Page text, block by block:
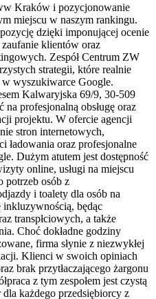
Kraków i pozycjonowanie
miejscu w naszym rankingu.
dzięki imponującej ocenie
klientów oraz
Zespół Centrum ZW
strategii, które realnie
wyszukiwarce Google.
Kalwaryjska 69/9, 30-509
profesjonalną obsługę oraz
projektu. W ofercie agencji
stron internetowych,
ładowania oraz profesjonalne
Dużym atutem jest dostępność
online, usługi na miejscu
potrzeb osób z
i toalety dla osób na
będąc
transpłciowych, a także
Choć dokładne godziny
firma słynie z niezwykłej
Klienci w swoich opiniach
brak przytłaczającego żargonu
z tym zespołem jest czystą
każdego przedsiębiorcy z